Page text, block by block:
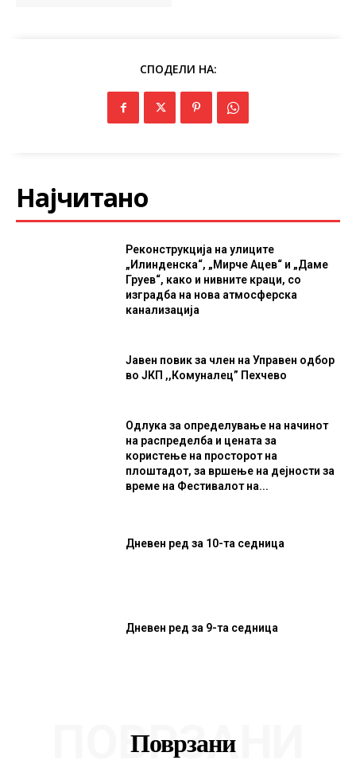
СПОДЕЛИ НА:
Најчитано
Реконструкција на улиците
„Илинденска“, „Мирче Ацев“ и „Даме
Груев“, како и нивните краци, со
изградба на нова атмосферска
канализација
Јавен повик за член на Управен одбор
во ЈКП ,,Комуналец” Пехчево
Одлука за определување на начинот
на распределба и цената за
користење на просторот на
плоштадот, за вршење на дејности за
време на Фестивалот на...
Дневен ред за 10-та седница
Дневен ред за 9-та седница
Поврзани
ПОВРЗАНИ